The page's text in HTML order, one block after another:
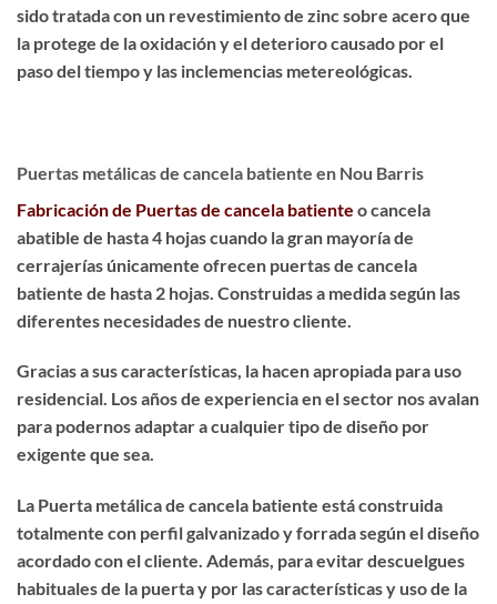
sidotratada con un revestimiento de zinc sobre aceroque
la protege de la oxidación y el deterioro causado por el
paso del tiempo y las inclemencias metereológicas.
Puertas metálicas de cancela batiente en Nou Barris
Fabricación de Puertas de cancela batiente o cancela
abatible de hasta 4 hojas cuando la gran mayoría de
cerrajerías únicamente ofrecen puertas de cancela
batiente de hasta 2 hojas. Construidas a medida según las
diferentes necesidades de nuestro cliente.
Gracias a sus características, la hacen apropiada para uso
residencial. Los años de experiencia en el sector nos avalan
para podernos adaptar a cualquier tipo de diseño por
exigente que sea.
La Puerta metálica de cancela batiente está construida
totalmente con perfil galvanizado y forrada según el diseño
acordado con el cliente. Además, para evitar descuelgues
habituales de la puerta y por las características y uso de la